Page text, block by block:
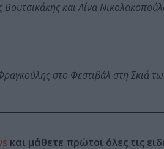
και Λίνα
στο Φεστιβάλ στη Σκιά
και μάθετε πρώτοι όλες τις